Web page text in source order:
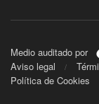
Medio auditado por
Aviso legal
Política de Cookies